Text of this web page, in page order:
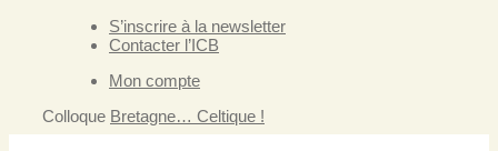
S’inscrire à la newsletter
Contacter l’ICB
Mon compte
Colloque Bretagne… Celtique !